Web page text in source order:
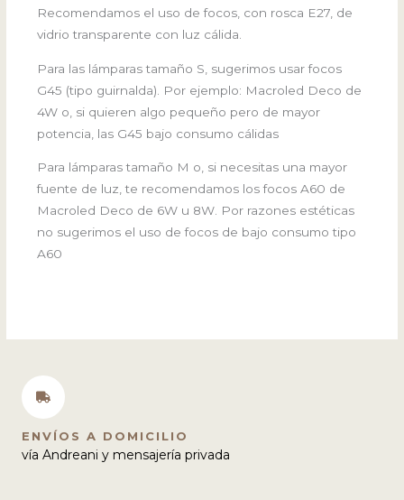
Recomendamos el uso de focos, con rosca E27, de
vidrio transparente con luz cálida.
Para las lámparas tamaño S, sugerimos usar focos
G45 (tipo guirnalda). Por ejemplo: Macroled Deco de
4W o, si quieren algo pequeño pero de mayor
potencia, las G45 bajo consumo cálidas
Para lámparas tamaño M o, si necesitas una mayor
fuente de luz, te recomendamos los focos A60 de
Macroled Deco de 6W u 8W. Por razones estéticas
no sugerimos el uso de focos de bajo consumo tipo
A60
ENVÍOS A DOMICILIO
vía Andreani y mensajería privada